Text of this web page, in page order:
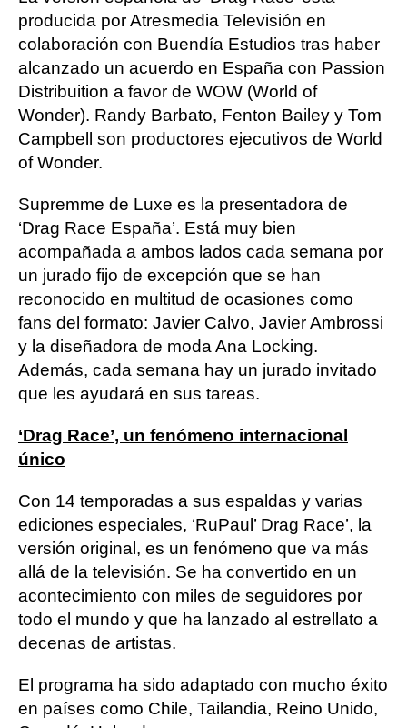
producida por Atresmedia Televisión en
colaboración con Buendía Estudios tras haber
alcanzado un acuerdo en España con Passion
Distribuition a favor de WOW (World of
Wonder). Randy Barbato, Fenton Bailey y Tom
Campbell son productores ejecutivos de World
of Wonder.
Supremme de Luxe es la presentadora de
‘Drag Race España’. Está muy bien
acompañada a ambos lados cada semana por
un jurado fijo de excepción que se han
reconocido en multitud de ocasiones como
fans del formato: Javier Calvo, Javier Ambrossi
y la diseñadora de moda Ana Locking.
Además, cada semana hay un jurado invitado
que les ayudará en sus tareas.
‘Drag Race’, un fenómeno internacional
único
Con 14 temporadas a sus espaldas y varias
ediciones especiales, ‘RuPaul’ Drag Race’, la
versión original, es un fenómeno que va más
allá de la televisión. Se ha convertido en un
acontecimiento con miles de seguidores por
todo el mundo y que ha lanzado al estrellato a
decenas de artistas.
El programa ha sido adaptado con mucho éxito
en países como Chile, Tailandia, Reino Unido,